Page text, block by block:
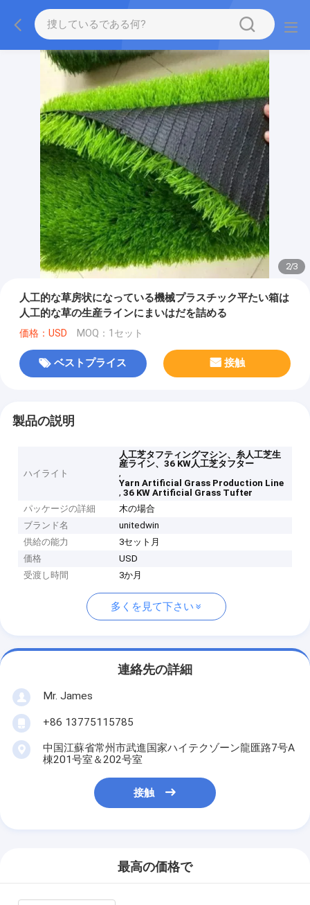
2/3
人工的な草房状になっている機械プラスチック平たい箱は
人工的な草の生産ラインにまいはだを詰める
価格：USD MOQ：1セット
ベストプライス 接触
製品の説明
ハイライト
人工芝タフティングマシン、糸人工芝生
産ライン、36 KW人工芝タフター
,
Yarn Artificial Grass Production Line
,36 KW Artificial Grass Tufter
パッケージの詳細
木の場合
ブランド名
unitedwin
供給の能力
3セット月
価格
USD
受渡し時間
3か月
多くを見て下さい
連絡先の詳細
Mr. James
+86 13775115785
中国江蘇省常州市武進国家ハイテクゾーン龍匯路7号A
棟201号室＆202号室
接触
最高の価格で